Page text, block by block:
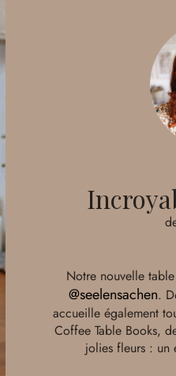
Notre nouvelle
@seelensachen.
accueille également
Coffee Table Books,
jolies fleurs : un